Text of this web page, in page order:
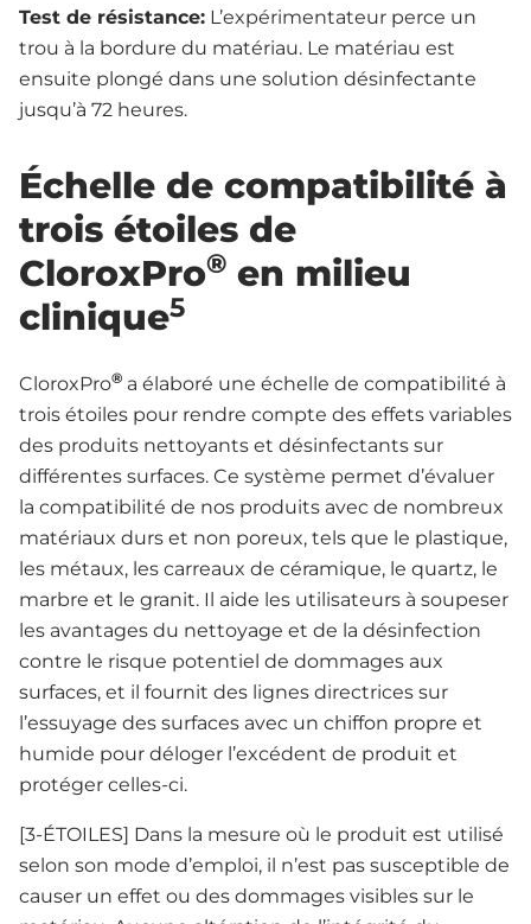
Test de résistance: L’expérimentateur perce un
trou à la bordure du matériau. Le matériau est
ensuite plongé dans une solution désinfectante
jusqu’à 72 heures.
Échelle de compatibilité à
trois étoiles de
CloroxPro® en milieu
clinique5
CloroxPro® a élaboré une échelle de compatibilité à
trois étoiles pour rendre compte des effets variables
des produits nettoyants et désinfectants sur
différentes surfaces. Ce système permet d’évaluer
la compatibilité de nos produits avec de nombreux
matériaux durs et non poreux, tels que le plastique,
les métaux, les carreaux de céramique, le quartz, le
marbre et le granit. Il aide les utilisateurs à soupeser
les avantages du nettoyage et de la désinfection
contre le risque potentiel de dommages aux
surfaces, et il fournit des lignes directrices sur
l’essuyage des surfaces avec un chiffon propre et
humide pour déloger l’excédent de produit et
protéger celles-ci.
[3-ÉTOILES] Dans la mesure où le produit est utilisé
selon son mode d’emploi, il n’est pas susceptible de
causer un effet ou des dommages visibles sur le